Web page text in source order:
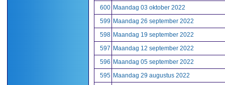
600 Maandag 03 oktober 2022
599 Maandag 26 september 2022
598 Maandag 19 september 2022
597 Maandag 12 september 2022
596 Maandag 05 september 2022
595 Maandag 29 augustus 2022